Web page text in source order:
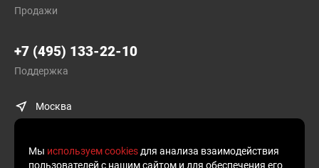
Продажи
+7 (495) 133-22-10
Поддержка
Москва
Мы используем cookies для анализа взаимодействия
пользователей с нашим сайтом и для обеспечения его